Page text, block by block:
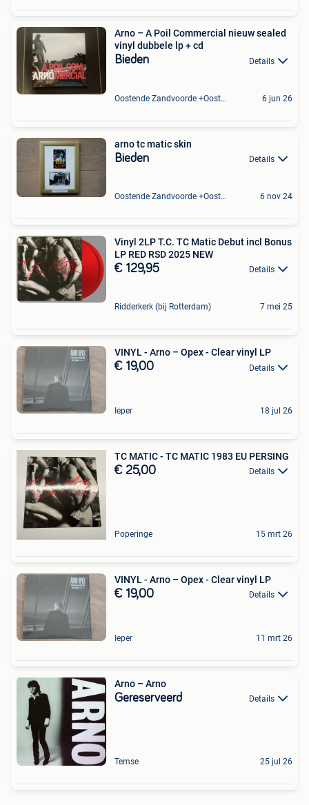
Arno – A Poil Commercial nieuw sealed
vinyl dubbele lp + cd
Bieden Details
Oostende Zandvoorde +Oostende 6 jun 26
arno tc matic skin
Bieden Details
Oostende Zandvoorde +Oostende 6 nov 24
Vinyl 2LP T.C. TC Matic Debut incl Bonus
LP RED RSD 2025 NEW
€ 129,95 Details
Ridderkerk (bij Rotterdam) 7 mei 25
VINYL - Arno – Opex - Clear vinyl LP
€ 19,00 Details
Ieper 18 jul 26
TC MATIC - TC MATIC 1983 EU PERSING
€ 25,00 Details
Poperinge 15 mrt 26
VINYL - Arno – Opex - Clear vinyl LP
€ 19,00 Details
Ieper 11 mrt 26
Arno ‎– Arno
Gereserveerd Details
Temse 25 jul 26